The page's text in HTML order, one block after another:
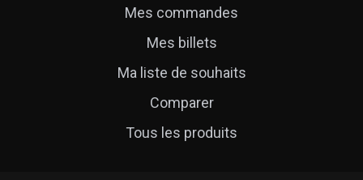
Mes commandes
Mes billets
Ma liste de souhaits
Comparer
Tous les produits